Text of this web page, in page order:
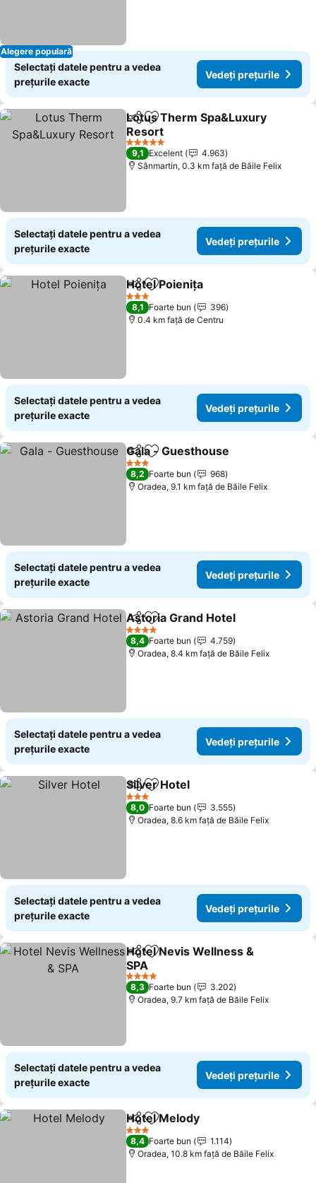
Alegere populară
Selectați datele pentru a vedea
prețurile exacte
Vedeți prețurile
DistribuițiAdăugaţi la favorite
Lotus Therm Spa&Luxury
Resort
5 Stele
9,1 Excelent
4.963
Sânmartin, 0.3 km faţă de Băile Felix
Selectați datele pentru a vedea
prețurile exacte
Vedeți prețurile
DistribuițiAdăugaţi la favorite
Hotel Poienița
3 Stele
8,1 Foarte bun
396
0.4 km faţă de Centru
Selectați datele pentru a vedea
prețurile exacte
Vedeți prețurile
DistribuițiAdăugaţi la favorite
Gala - Guesthouse
3 Stele
8,2 Foarte bun
968
Oradea, 9.1 km faţă de Băile Felix
Selectați datele pentru a vedea
prețurile exacte
Vedeți prețurile
DistribuițiAdăugaţi la favorite
Astoria Grand Hotel
4 Stele
8,4 Foarte bun
4.759
Oradea, 8.4 km faţă de Băile Felix
Selectați datele pentru a vedea
prețurile exacte
Vedeți prețurile
DistribuițiAdăugaţi la favorite
Silver Hotel
3 Stele
8,0 Foarte bun
3.555
Oradea, 8.6 km faţă de Băile Felix
Selectați datele pentru a vedea
prețurile exacte
Vedeți prețurile
DistribuițiAdăugaţi la favorite
Hotel Nevis Wellness &
SPA
4 Stele
8,3 Foarte bun
3.202
Oradea, 9.7 km faţă de Băile Felix
Selectați datele pentru a vedea
prețurile exacte
Vedeți prețurile
DistribuițiAdăugaţi la favorite
Hotel Melody
3 Stele
8,4 Foarte bun
1.114
Oradea, 10.8 km faţă de Băile Felix